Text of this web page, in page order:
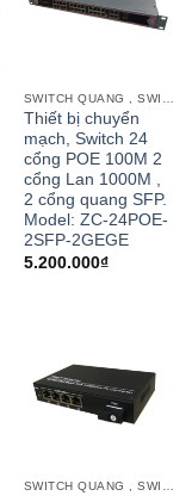
Thiết bị chuyển
mạch, Switch 24
cổng POE 100M 2
cổng Lan 1000M ,
2 cổng quang SFP.
Model: ZC-24POE-
2SFP-2GEGE
5.200.000₫
SWITCH QUANG , SWITCH POE CỔNG QUANG